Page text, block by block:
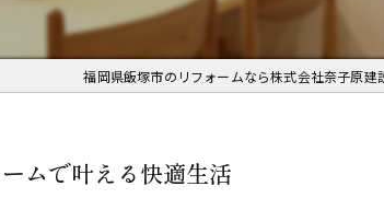
福岡県飯塚市のリフォームなら株式会社奈子原建
ムで叶える快適生活